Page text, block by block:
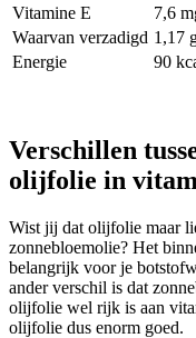
Vitamine E
7,6
Waarvan verzadigd 1,17
Energie
90
Verschillen
olijfolie in
Wist jij dat olijfolie maar
zonnebloemolie? Het
belangrijk voor je
ander verschil is dat
olijfolie wel rijk is aan
olijfolie dus enorm goed.